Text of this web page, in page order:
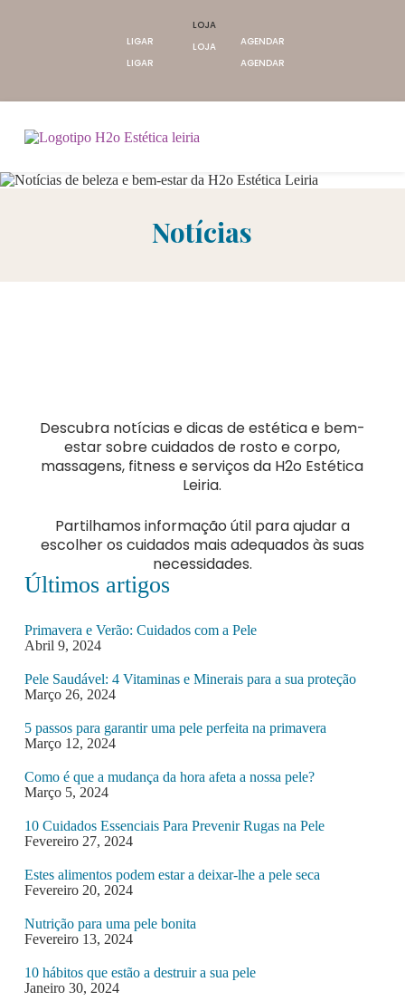
LIGAR
LIGAR
LOJA
LOJA
AGENDAR
AGENDAR
Notícias
Descubra notícias e dicas de estética e bem-
estar sobre cuidados de rosto e corpo,
massagens, fitness e serviços da H2o Estética
Leiria.
Partilhamos informação útil para ajudar a
escolher os cuidados mais adequados às suas
necessidades.
Últimos artigos
Primavera e Verão: Cuidados com a Pele
Abril 9, 2024
Pele Saudável: 4 Vitaminas e Minerais para a sua proteção
Março 26, 2024
5 passos para garantir uma pele perfeita na primavera
Março 12, 2024
Como é que a mudança da hora afeta a nossa pele?
Março 5, 2024
10 Cuidados Essenciais Para Prevenir Rugas na Pele
Fevereiro 27, 2024
Estes alimentos podem estar a deixar-lhe a pele seca
Fevereiro 20, 2024
Nutrição para uma pele bonita
Fevereiro 13, 2024
10 hábitos que estão a destruir a sua pele
Janeiro 30, 2024